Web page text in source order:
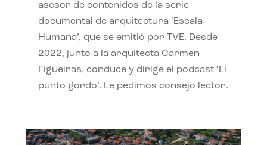
asesor de contenidos de la serie
documental de arquitectura ‘Escala
Humana’, que se emitió por TVE. Desde
2022, junto a la arquitecta Carmen
Figueiras, conduce y dirige el podcast ‘El
punto gordo’. Le pedimos consejo lector.